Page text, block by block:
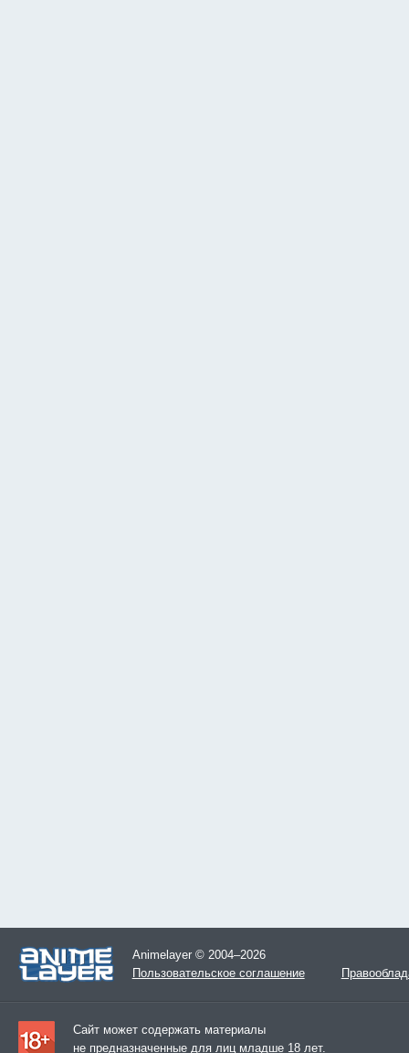
Animelayer © 2004–2026
Пользовательское соглашение
Сайт может содержать материалы
не предназначенные для лиц младше 18 лет.